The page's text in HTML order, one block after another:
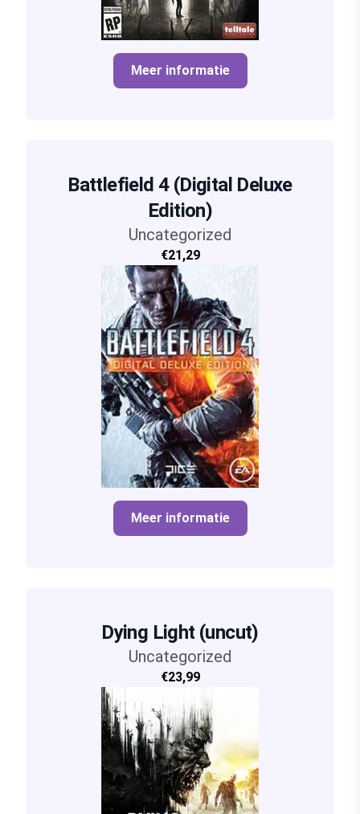
Meer informatie
Battlefield 4 (Digital Deluxe
Edition)
Uncategorized
€21,29
Meer informatie
Dying Light (uncut)
Uncategorized
€23,99